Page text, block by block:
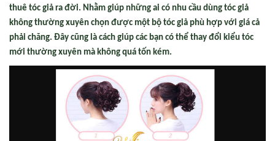
thuê tóc giả ra đời. Nhằm giúp những ai có nhu cầu dùng tóc giả
không thường xuyên chọn được một bộ tóc giả phù hợp với giá cả
phải chăng. Đây cũng là cách giúp các bạn có thể thay đổi kiểu tóc
mới thường xuyên mà không quá tốn kém.